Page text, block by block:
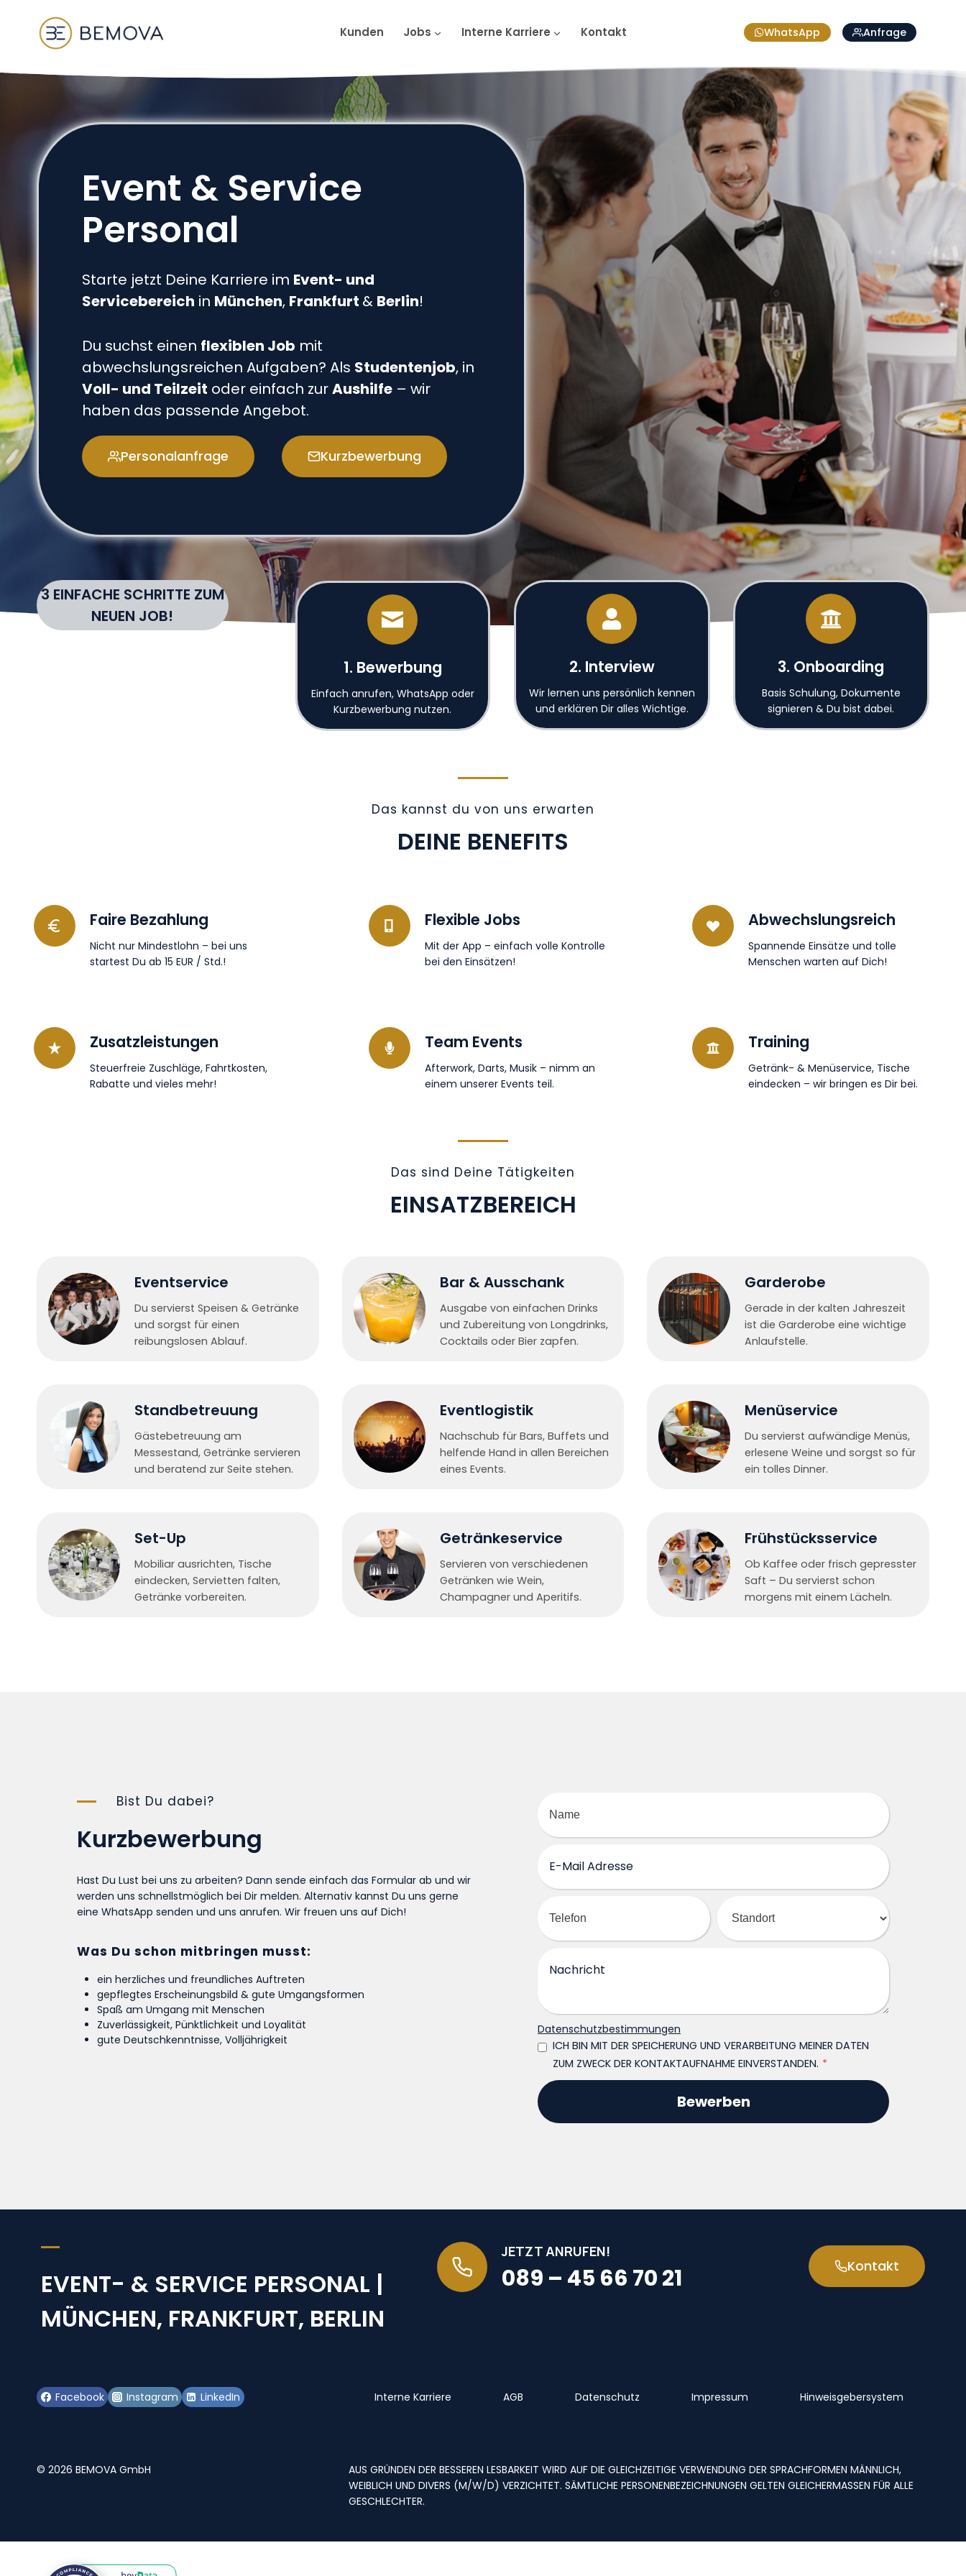
springen
Kunden Jobs Interne Karriere Kontakt WhatsApp Anfrage
Event & Service
Personal
Starte jetzt Deine Karriere im Event- und
Servicebereich in München, Frankfurt & Berlin!
Du suchst einen flexiblen Job mit
abwechslungsreichen Aufgaben? Als Studentenjob, in
Voll- und Teilzeit oder einfach zurAushilfe – wir
haben das passende Angebot.
Personalanfrage Kurzbewerbung
3 EINFACHE SCHRITTE ZUM
NEUEN JOB!
1. Bewerbung
Einfach anrufen, WhatsApp oder
Kurzbewerbung nutzen.
2. Interview
Wir lernen uns persönlich kennen
und erklären Dir alles Wichtige.
3. Onboarding
Basis Schulung, Dokumente
signieren & Du bist dabei.
Das kannst du von uns erwarten
DEINE BENEFITS
Faire Bezahlung
Nicht nur Mindestlohn – bei uns
startest Du ab 15 EUR / Std.!
Flexible Jobs
Mit der App – einfach volle Kontrolle
bei den Einsätzen!
Abwechslungsreich
Spannende Einsätze und tolle
Menschen warten auf Dich!
Zusatzleistungen
Steuerfreie Zuschläge, Fahrtkosten,
Rabatte und vieles mehr!
Team Events
Afterwork, Darts, Musik – nimm an
einem unserer Events teil.
Training
Getränk- & Menüservice, Tische
eindecken – wir bringen es Dir bei.
Das sind Deine Tätigkeiten
EINSATZBEREICH
Eventservice
Du servierst Speisen & Getränke
und sorgst für einen
reibungslosen Ablauf.
Standbetreuung
Gästebetreuung am
Messestand, Getränke servieren
und beratend zur Seite stehen.
Set-Up
Mobiliar ausrichten, Tische
eindecken, Servietten falten,
Getränke vorbereiten.
Bar & Ausschank
Ausgabe von einfachen Drinks
und Zubereitung von Longdrinks,
Cocktails oder Bier zapfen.
Eventlogistik
Nachschub für Bars, Buffets und
helfende Hand in allen Bereichen
eines Events.
Getränkeservice
Servieren von verschiedenen
Getränken wie Wein,
Champagner und Aperitifs.
Garderobe
Gerade in der kalten Jahreszeit
ist die Garderobe eine wichtige
Anlaufstelle.
Menüservice
Du servierst aufwändige Menüs,
erlesene Weine und sorgst so für
ein tolles Dinner.
Frühstücksservice
Ob Kaffee oder frisch gepresster
Saft – Du servierst schon
morgens mit einem Lächeln.
Bist Du dabei?
Kurzbewerbung
Hast Du Lust bei uns zu arbeiten? Dann sende einfach das Formular ab und wir
werden uns schnellstmöglich bei Dir melden. Alternativ kannst Du uns gerne
eine WhatsApp senden und uns anrufen. Wir freuen uns auf Dich!
Was Du schon mitbringen musst:
ein herzliches und freundliches Auftreten
gepflegtes Erscheinungsbild & gute Umgangsformen
Spaß am Umgang mit Menschen
Zuverlässigkeit, Pünktlichkeit und Loyalität
gute Deutschkenntnisse, Volljährigkeit
Datenschutzbestimmungen
ICH BIN MIT DER SPEICHERUNG UND VERARBEITUNG MEINER DATEN
ZUM ZWECK DER KONTAKTAUFNAHME EINVERSTANDEN. *
Bewerben
EVENT- & SERVICE PERSONAL |
MÜNCHEN, FRANKFURT, BERLIN
JETZT ANRUFEN!
089 – 45 66 70 21 Kontakt
Facebook Instagram LinkedIn Interne Karriere AGB Datenschutz Impressum Hinweisgebersystem
© 2026 BEMOVA GmbH
AUS GRÜNDEN DER BESSEREN LESBARKEIT WIRD AUF DIE GLEICHZEITIGE VERWENDUNG DER SPRACHFORMEN MÄNNLICH,
WEIBLICH UND DIVERS (M/W/D) VERZICHTET. SÄMTLICHE PERSONENBEZEICHNUNGEN GELTEN GLEICHERMASSEN FÜR ALLE G
ESCHLECHTER.